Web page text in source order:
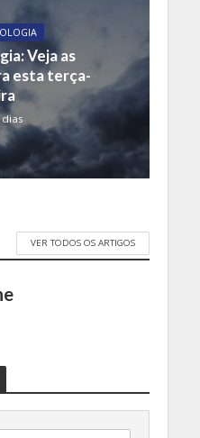
Veja as
esta terça-
dias
VER TODOS OS ARTIGOS